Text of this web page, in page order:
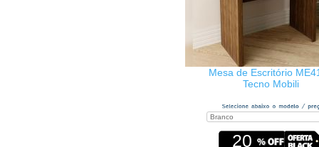
Mesa de Escritório
Tecno Mobili
20